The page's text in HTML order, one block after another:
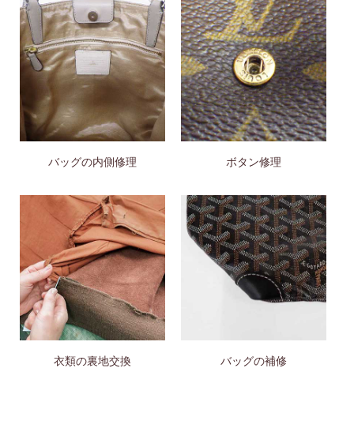
バッグの内側修理 ボタン修理
衣類の裏地交換 バッグの補修